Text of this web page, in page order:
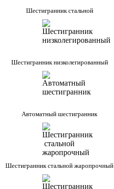
Шестигранник стальной
Шестигранник низколегированный
Автоматный шестигранник
Шестигранник стальной жаропрочный